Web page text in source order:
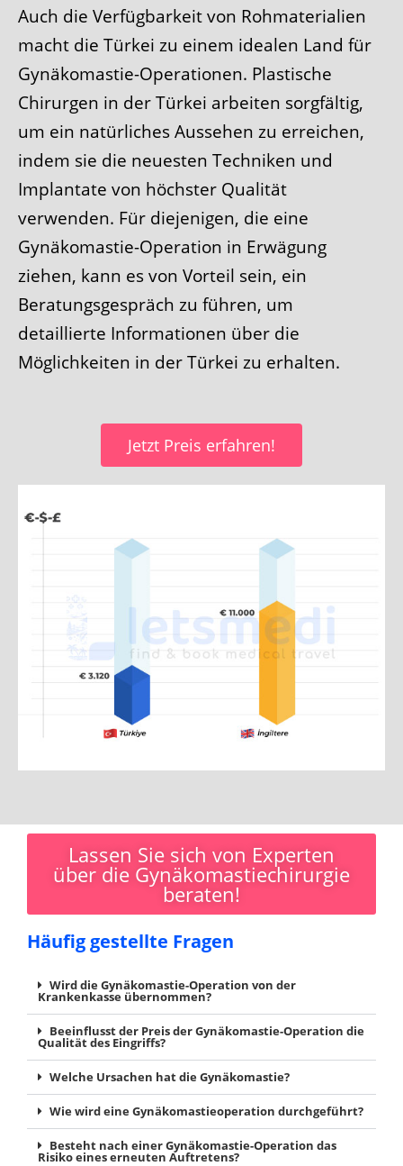
Auch die Verfügbarkeit von Rohmaterialien
macht die Türkei zu einem idealen Land für
Gynäkomastie-Operationen. Plastische
Chirurgen in der Türkei arbeiten sorgfältig,
um ein natürliches Aussehen zu erreichen,
indem sie die neuesten Techniken und
Implantate von höchster Qualität
verwenden. Für diejenigen, die eine
Gynäkomastie-Operation in Erwägung
ziehen, kann es von Vorteil sein, ein
Beratungsgespräch zu führen, um
detaillierte Informationen über die
Möglichkeiten in der Türkei zu erhalten.
Jetzt Preis erfahren!
Lassen Sie sich von Experten
über die Gynäkomastiechirurgie
beraten!
Häufig gestellte Fragen
Wird die Gynäkomastie-Operation von der
Krankenkasse übernommen?
Beeinflusst der Preis der Gynäkomastie-Operation die
Qualität des Eingriffs?
Welche Ursachen hat die Gynäkomastie?
Wie wird eine Gynäkomastieoperation durchgeführt?
Besteht nach einer Gynäkomastie-Operation das
Risiko eines erneuten Auftretens?